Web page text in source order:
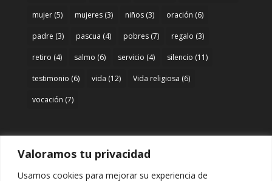
Valoramos tu privacidad
Usamos cookies para mejorar su experiencia de
mujer(5) mujeres(3) niños(3) oración (6)
padre (3) pascua (4) pobres(7) regalo (3)
retiro (4) salmo (6) servicio (4) silencio (11)
testimonio (6) vida (12) Vida religiosa (6)
vocación (7)
Acceso